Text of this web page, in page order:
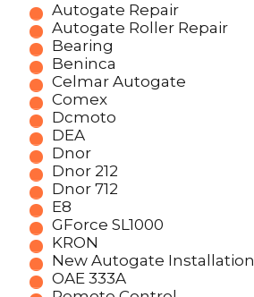
Autogate Repair
Autogate Roller Repair
Bearing
Beninca
Celmar Autogate
Comex
Dcmoto
DEA
Dnor
Dnor 212
Dnor 712
E8
GForce SL1000
KRON
New Autogate Installation
OAE 333A